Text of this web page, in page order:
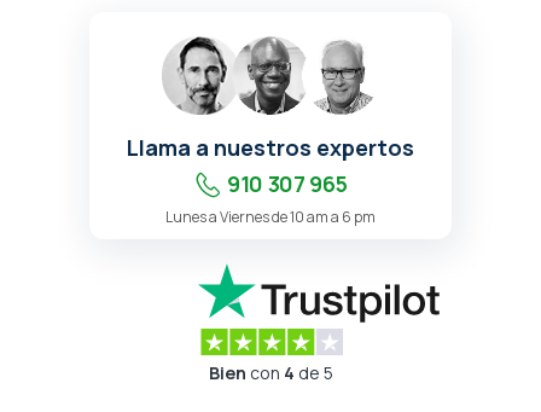
Llama a nuestros expertos
910 307 965
Lunes a Viernes de 10 am a 6 pm
Bien con 4 de 5